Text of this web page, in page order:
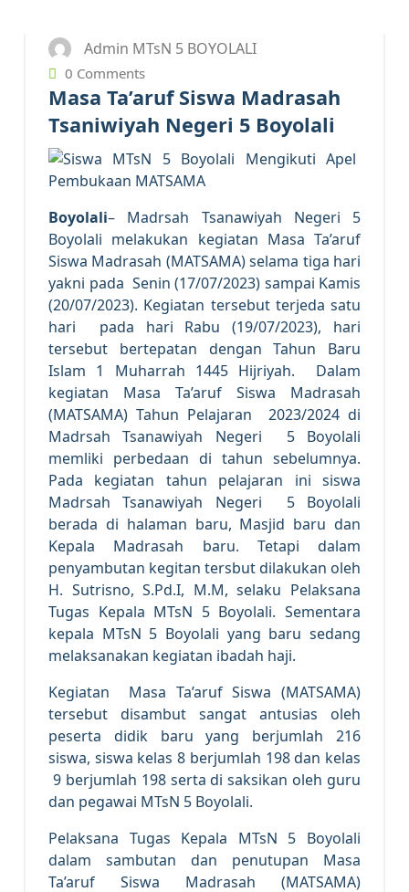
Admin MTsN 5 BOYOLALI
0 Comments
Masa Ta’aruf Siswa Madrasah
Tsaniwiyah Negeri 5 Boyolali
Boyolali– Madrsah Tsanawiyah Negeri 5
Boyolali melakukan kegiatan Masa Ta’aruf
Siswa Madrasah (MATSAMA) selama tiga hari
yakni pada Senin (17/07/2023) sampai Kamis
(20/07/2023). Kegiatan tersebut terjeda satu
hari pada hari Rabu (19/07/2023), hari
tersebut bertepatan dengan Tahun Baru
Islam 1 Muharrah 1445 Hijriyah. Dalam
kegiatan Masa Ta’aruf Siswa Madrasah
(MATSAMA) Tahun Pelajaran 2023/2024 di
Madrsah Tsanawiyah Negeri 5 Boyolali
memliki perbedaan di tahun sebelumnya.
Pada kegiatan tahun pelajaran ini siswa
Madrsah Tsanawiyah Negeri 5 Boyolali
berada di halaman baru, Masjid baru dan
Kepala Madrasah baru. Tetapi dalam
penyambutan kegitan tersbut dilakukan oleh
H. Sutrisno, S.Pd.I, M.M, selaku Pelaksana
Tugas Kepala MTsN 5 Boyolali. Sementara
kepala MTsN 5 Boyolali yang baru sedang
melaksanakan kegiatan ibadah haji.
Kegiatan Masa Ta’aruf Siswa (MATSAMA)
tersebut disambut sangat antusias oleh
peserta didik baru yang berjumlah 216
siswa, siswa kelas 8 berjumlah 198 dan kelas
9 berjumlah 198 serta di saksikan oleh guru
dan pegawai MTsN 5 Boyolali.
Pelaksana Tugas Kepala MTsN 5 Boyolali
dalam sambutan dan penutupan Masa
Ta’aruf Siswa Madrasah (MATSAMA)